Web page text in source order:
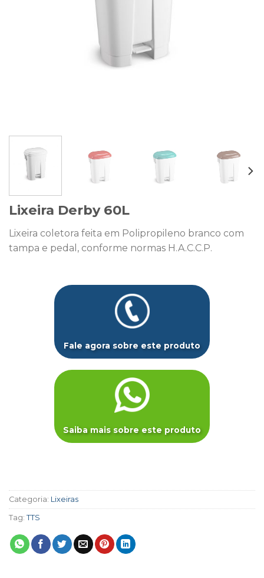
Lixeira Derby 60L
Lixeira coletora feita em Polipropileno branco com
tampa e pedal, conforme normas H.A.C.C.P.
Fale agora sobre este produto
Saiba mais sobre este produto
Categoria: Lixeiras
Tag: TTS